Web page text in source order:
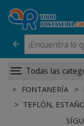
Todas las
FONTANERÍA
TEFLÓN,